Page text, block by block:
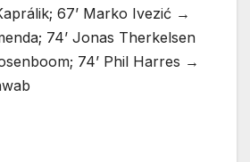
67’ Marko Ivezić →
74’ Jonas Therkelsen
74’ Phil Harres →